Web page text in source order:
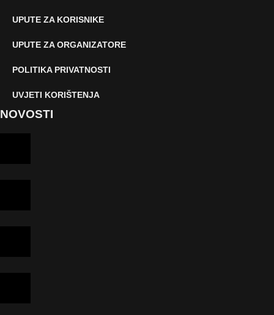
UPUTE ZA KORISNIKE
UPUTE ZA ORGANIZATORE
POLITIKA PRIVATNOSTI
UVJETI KORIŠTENJA
NOVOSTI